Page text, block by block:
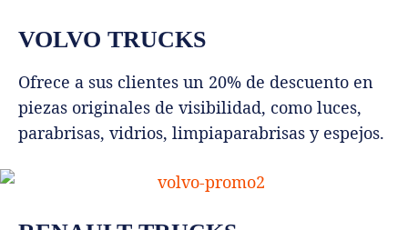
VOLVO TRUCKS
Ofrece a sus clientes un 20% de descuento en
piezas originales de visibilidad, como luces,
parabrisas, vidrios, limpiaparabrisas y espejos.